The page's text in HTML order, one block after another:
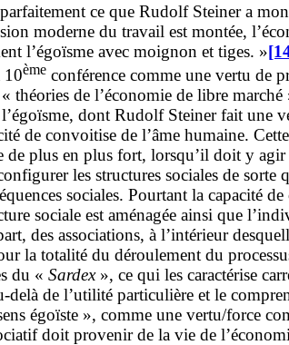
ce que Rudolf Steiner a
moderne du travail est montée,
l’égoïsme avec moignon et tiges. »
10èmeconférence comme une vertu de
théories de l’économie de libre marché
dont Rudolf Steiner fait une
de convoitise de l’âme humaine.
de plus en plus fort, lorsqu’il doit y
les structures sociales de
sociales. Pourtant la capacité
sociale est aménagée ainsi que
des associations, à l’intérieur
la totalité du déroulement du
du « Sardex», ce qui les caractérise
de l’utilité particulière et le
égoïste », comme une vertu/force
doit provenir de la vie de